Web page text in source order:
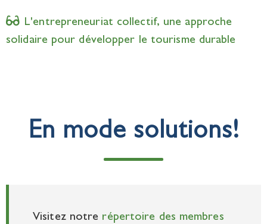
L'entrepreneuriat collectif, une approche
solidaire pour développer le tourisme durable
En mode solutions!
Visitez notre répertoire des membres